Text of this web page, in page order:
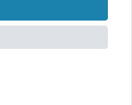
Durch IT-Recht